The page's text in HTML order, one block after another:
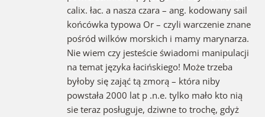
calix. łac. a nasza czara – ang. kodowany sail
końcówka typowa Or – czyli warczenie znane
pośród wilków morskich i mamy marynarza.
Nie wiem czy jesteście świadomi manipulacji
na temat języka łacińskiego! Może trzeba
byłoby się zająć tą zmorą – która niby
powstała 2000 lat p .n.e. tylko mało kto nią
sie teraz posługuje, dziwne to trochę, gdyż